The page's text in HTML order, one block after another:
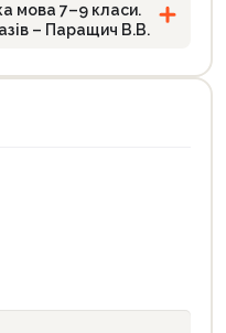
мова 7–9 класи.
– Паращич В.В.